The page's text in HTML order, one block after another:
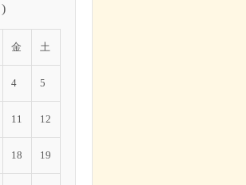
金 土
4 5
11 12
18 19